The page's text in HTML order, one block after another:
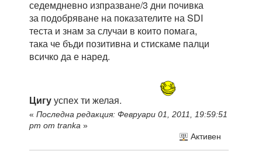
седемдневно изпразване/3 дни почивка
за подобряване на показателите на SDI
теста и знам за случаи в които помага,
така че бъди позитивна и стискаме палци
всичко да е наред.
Цигууспех ти желая.
« Последна редакция: Февруари 01, 2011, 19:59:51
pm от tranka »
Активен